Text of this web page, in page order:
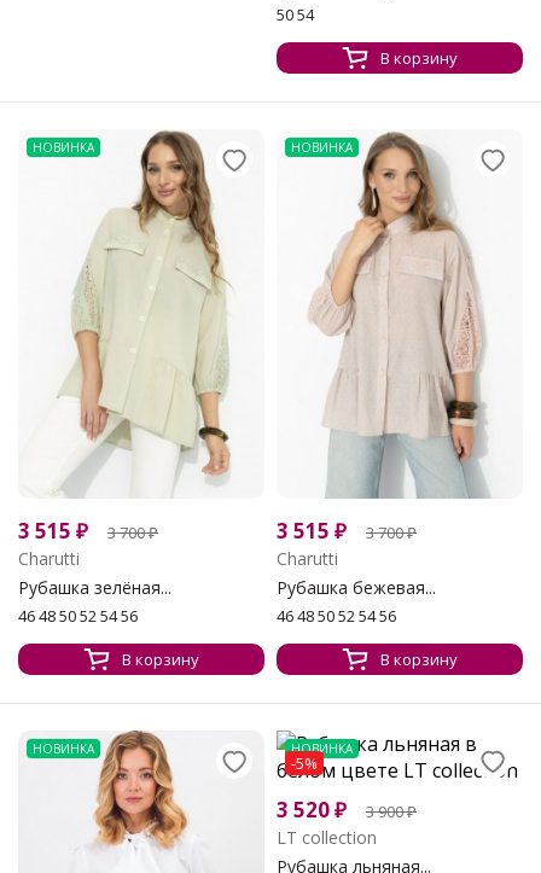
50 54
В корзину
НОВИНКА
3 515 ₽ 3 700₽
Charutti
Рубашка зелёная...
46 48 50 52 54 56
В корзину
НОВИНКА
3 515 ₽ 3 700₽
Charutti
Рубашка бежевая...
46 48 50 52 54 56
В корзину
НОВИНКА НОВИНКА
-5%
3 520₽ 3 900₽
LT collection
Рубашка льняная...